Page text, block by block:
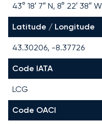
43° 18′ 7″ N, 8° 22′ 38″ W
Latitude / Longitude
43.30206, -8.37726
Code IATA
LCG
Code OACI